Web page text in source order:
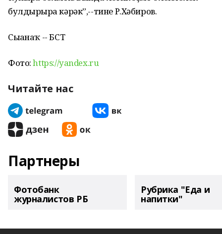
булдырырға кәрәк”,--тине Р.Хәбиров.
Сығанаҡ -- БСТ
Фото:https://yandex.ru
Читайте нас
Партнеры
Фотобанк
журналистов РБ
Рубрика "Еда и
напитки"